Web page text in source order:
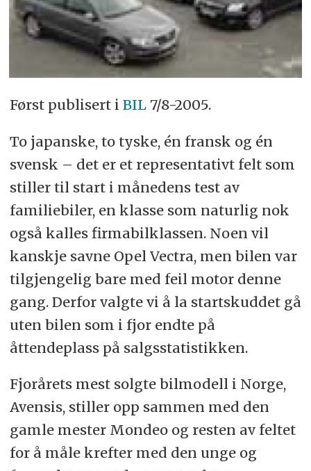
Først publisert i BIL7/8-2005.
To japanske, to tyske, én fransk og én
svensk – det er et representativt felt som
stiller til start i månedens test av
familiebiler, en klasse som naturlig nok
også kalles firmabilklassen. Noen vil
kanskje savne Opel Vectra, men bilen var
tilgjengelig bare med feil motor denne
gang. Derfor valgte vi å la startskuddet gå
uten bilen som i fjor endte på
åttendeplass på salgsstatistikken.
Fjorårets mest solgte bilmodell i Norge,
Avensis, stiller opp sammen med den
gamle mester Mondeo og resten av feltet
for å måle krefter med den unge og